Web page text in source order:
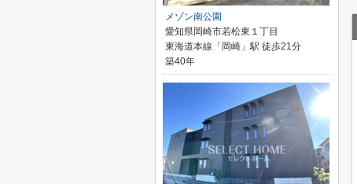
メゾン南公園
愛知県岡崎市若松東１丁目
東海道本線「岡崎」駅 徒歩21分
築40年